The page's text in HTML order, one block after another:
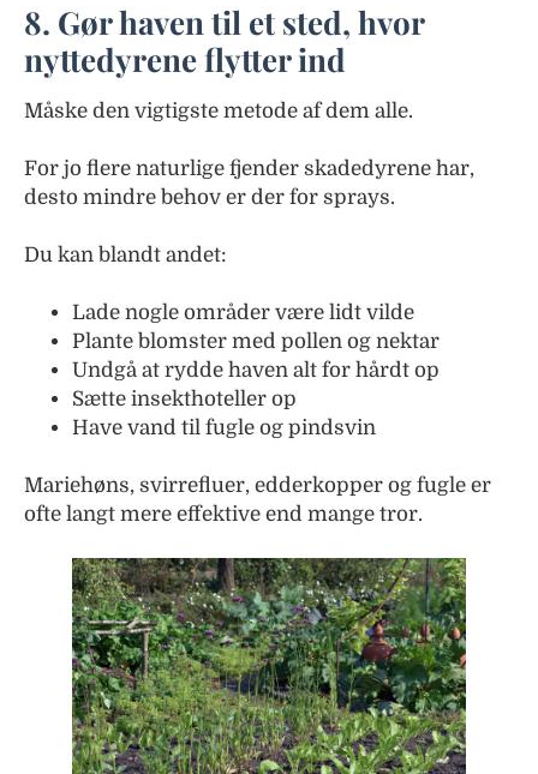
8. Gør haven til et sted, hvor
nyttedyrene flytter ind
Måske den vigtigste metode af dem alle.
For jo flere naturlige fjender skadedyrene har,
desto mindre behov er der for sprays.
Du kan blandt andet:
Lade nogle områder være lidt vilde
Plante blomster med pollen og nektar
Undgå at rydde haven alt for hårdt op
Sætte insekthoteller op
Have vand til fugle og pindsvin
Mariehøns, svirrefluer, edderkopper og fugle er
ofte langt mere effektive end mange tror.